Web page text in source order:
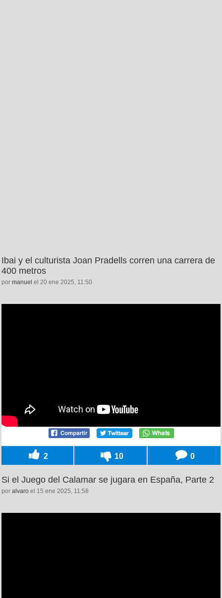
Ibai y el culturista Joan Pradells corren una carrera de
400 metros
por manuel el 20 ene 2025, 11:50
2 10 0
Si el Juego del Calamar se jugara en España, Parte 2
por alvaro el 15 ene 2025, 11:58